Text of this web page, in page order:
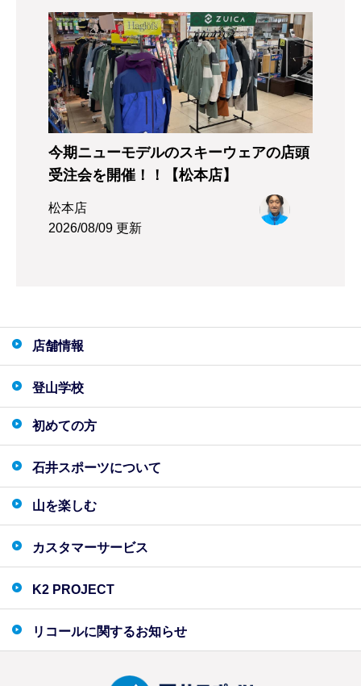
今期ニューモデルのスキーウェアの店頭
受注会を開催！！【松本店】
松本店
2026/08/09 更新
店舗情報
登山学校
初めての方
石井スポーツについて
山を楽しむ
カスタマーサービス
K2 PROJECT
リコールに関するお知らせ